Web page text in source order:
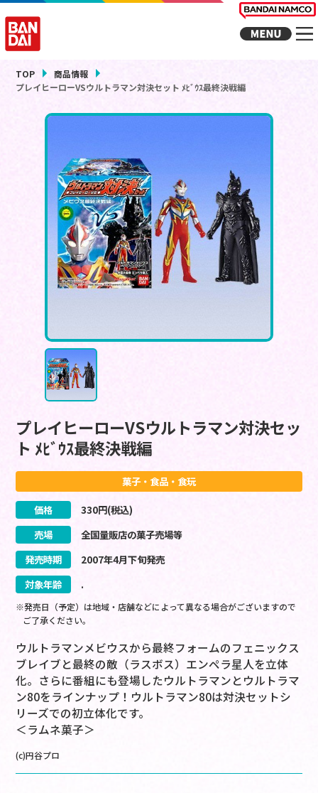
TOP
商品情報
プレイヒーローVSウルトラマン対決セット ﾒﾋﾞｳｽ最終決戦編
プレイヒーローVSウルトラマン対決セッ
ト ﾒﾋﾞｳｽ最終決戦編
菓子・食品・食玩
価格 330円(税込)
売場
全国量販店の菓子売場等
発売時期
2007年4月下旬発売
対象年齢
.
※発売日（予定）は地域・店舗などによって異なる場合がございますので
ご了承ください。
ウルトラマンメビウスから最終フォームのフェニックス
ブレイブと最終の敵（ラスボス）エンペラ星人を立体
化。さらに番組にも登場したウルトラマンとウルトラマ
ン80をラインナップ！ウルトラマン80は対決セットシ
リーズでの初立体化です。
＜ラムネ菓子＞
(c)円谷プロ